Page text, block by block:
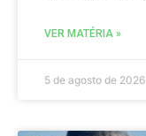
VER MATÉRIA »
5 de agosto de 2026